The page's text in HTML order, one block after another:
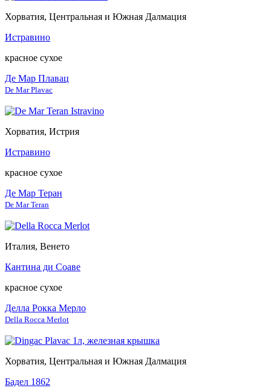
Хорватия, Центральная и Южная Далмация
Истравино
красное сухое
Де Мар Плавац
De Mar Plavac
Хорватия, Истрия
Истравино
красное сухое
Де Мар Теран
De Mar Teran
Италия, Венето
Кантина ди Соаве
красное сухое
Делла Рокка Мерло
Della Rocca Merlot
Хорватия, Центральная и Южная Далмация
Бадел 1862